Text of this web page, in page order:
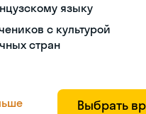
языку
с культурой
стран
Выбрать